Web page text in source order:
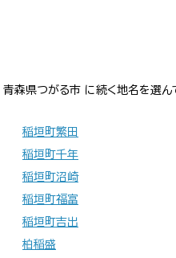
青森県つがる市 に続く地名を選
稲垣町繁田
稲垣町千年
稲垣町沼崎
稲垣町福富
稲垣町吉出
柏稲盛